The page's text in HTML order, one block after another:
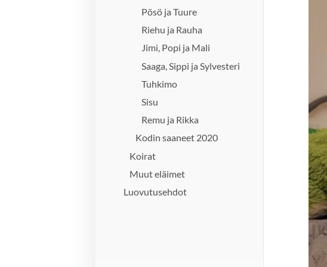
Pösö ja Tuure
Riehu ja Rauha
Jimi, Popi ja Mali
Saaga, Sippi ja Sylvesteri
Tuhkimo
Sisu
Remu ja Rikka
Kodin saaneet 2020
Koirat
Muut eläimet
Luovutusehdot